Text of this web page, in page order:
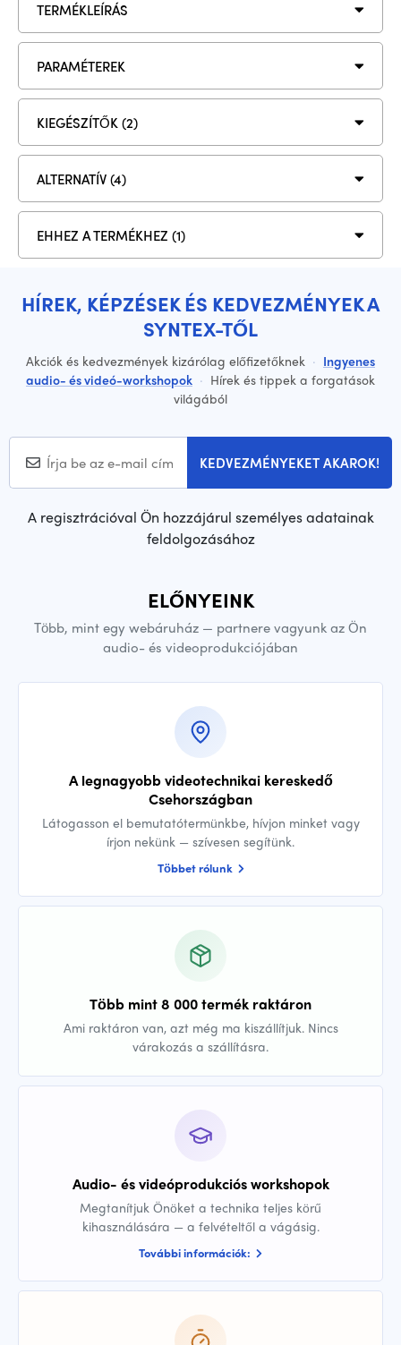
TERMÉKLEÍRÁS
PARAMÉTEREK
KIEGÉSZÍTŐK (2)
ALTERNATÍV (4)
EHHEZ A TERMÉKHEZ (1)
HÍREK, KÉPZÉSEK ÉS KEDVEZMÉNYEK A
SYNTEX-TŐL
Akciók és kedvezmények kizárólag előfizetőknek · Ingyenes
audio- és videó-workshopok · Hírek és tippek a forgatások
világából
KEDVEZMÉNYEKET AKAROK!
A regisztrációval Ön hozzájárul személyes adatainak
feldolgozásához
ELŐNYEINK
Több, mint egy webáruház — partnere vagyunk az Ön
audio- és videoprodukciójában
A legnagyobb videotechnikai kereskedő
Csehországban
Látogasson el bemutatótermünkbe, hívjon minket vagy
írjon nekünk — szívesen segítünk.
Többet rólunk
Több mint 8 000 termék raktáron
Ami raktáron van, azt még ma kiszállítjuk. Nincs
várakozás a szállításra.
Audio- és videóprodukciós workshopok
Megtanítjuk Önöket a technika teljes körű
kihasználására — a felvételtől a vágásig.
További információk: